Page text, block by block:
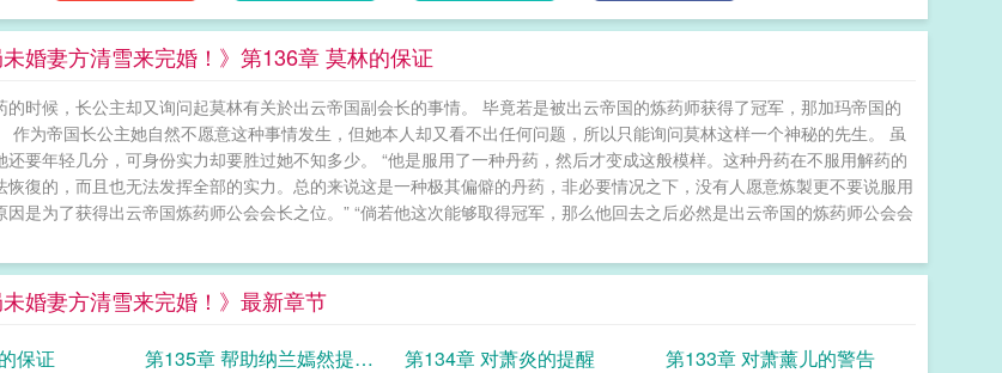
未婚妻方清雪来完婚！》第136章 莫林的保证
的时候，长公主却又询问起莫林有关於出云帝国副会长的事情。 毕竟若是被出云帝国的炼药师获得了冠军，那加玛帝国的
作为帝国长公主她自然不愿意这种事情发生，但她本人却又看不出任何问题，所以只能询问莫林这样一个神秘的先生。 虽
还要年轻几分，可身份实力却要胜过她不知多少。 “他是服用了一种丹药，然后才变成这般模样。这种丹药在不服用解药的
恢復的，而且也无法发挥全部的实力。总的来说这是一种极其偏僻的丹药，非必要情况之下，没有人愿意炼製更不要说服用
因是为了获得出云帝国炼药师公会会长之位。” “倘若他这次能够取得冠军，那么他回去之后必然是出云帝国的炼药师公会会
未婚妻方清雪来完婚！》最新章节
保证
第135章 帮助纳兰嫣然提升
第134章 对萧炎的提醒
第133章 对萧薰儿的警告